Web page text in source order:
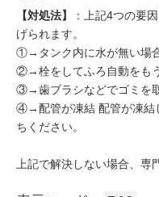
【対処法】
：上記4つの要
げられます。
①→タンク内に水が無い場
②→栓をしてふろ自動をも
③→歯ブラシなどでゴミを
④→配管が凍結 配管が凍結
ちください。
上記で解決しない場合、専